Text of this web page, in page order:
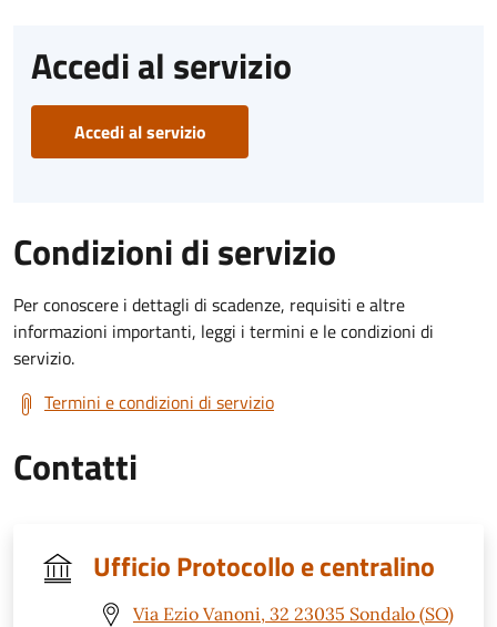
Accedi al servizio
Accedi al servizio
Condizioni di servizio
Per conoscere i dettagli di scadenze, requisiti e altre
informazioni importanti, leggi i termini e le condizioni di
servizio.
Termini e condizioni di servizio
Contatti
Ufficio Protocollo e centralino
Via Ezio Vanoni, 32 23035 Sondalo (SO)